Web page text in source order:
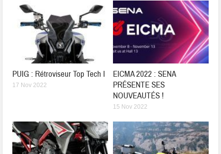
PUIG : Rétroviseur Top Tech I
17 Nov 2022
EICMA 2022 : SENA
PRÉSENTE SES
NOUVEAUTÉS !
15 Nov 2022